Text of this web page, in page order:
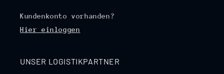
Kundenkonto vorhanden?
Hier einloggen
UNSER LOGISTIKPARTNER